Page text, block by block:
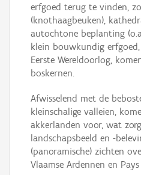
erfgoed terug te vinden,
(knothaagbeuken),
autochtone beplanting
klein bouwkundig
Eerste Wereldoorlog,
boskernen.
Afwisselend met de
kleinschalige valleien,
akkerlanden voor, wat
landschapsbeeld en -
(panoramische) zichten
Vlaamse Ardennen en